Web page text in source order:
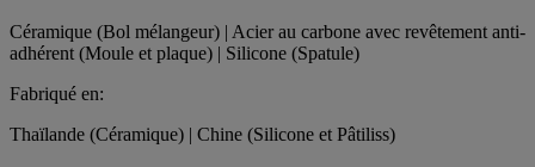
Céramique (Bol mélangeur) | Acier au carbone avec revêtement anti-
adhérent (Moule et plaque) | Silicone (Spatule)
Fabriqué en:
Thaïlande (Céramique) | Chine (Silicone et Pâtiliss)